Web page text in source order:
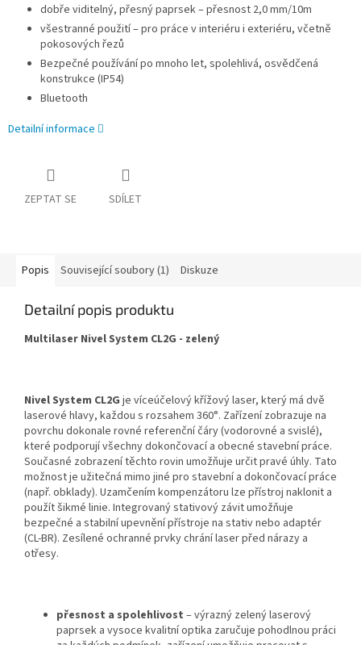
dobře viditelný, přesný paprsek – přesnost 2,0 mm/10m
všestranné použití – pro práce v interiéru i exteriéru, včetně
pokosových řezů
Bezpečné používání po mnoho let, spolehlivá, osvědčená
konstrukce (IP54)
Bluetooth
Detailní informace
ZEPTAT SE SDÍLET
Popis Související soubory (1) Diskuze
Detailní popis produktu
Multilaser Nivel System CL2G - zelený
Nivel System CL2G je víceúčelový křížový laser, který má dvě
laserové hlavy, každou s rozsahem 360°. Zařízení zobrazuje na
povrchu dokonale rovné referenční čáry (vodorovné a svislé),
které podporují všechny dokončovací a obecné stavební práce.
Současné zobrazení těchto rovin umožňuje určit pravé úhly. Tato
možnost je užitečná mimo jiné pro stavební a dokončovací práce
(např. obklady). Uzamčením kompenzátoru lze přístroj naklonit a
použít šikmé linie. Integrovaný stativový závit umožňuje
bezpečné a stabilní upevnění přístroje na stativ nebo adaptér
(CL-BR). Zesílené ochranné prvky chrání laser před nárazy a
otřesy.
přesnost a spolehlivost – výrazný zelený laserový
paprsek a vysoce kvalitní optika zaručuje pohodlnou práci